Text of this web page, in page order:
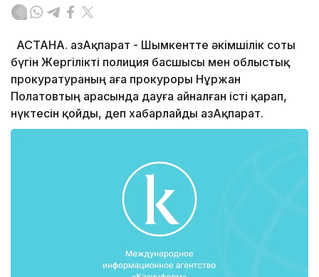
АСТАНА. ҚазАқпарат - Шымкентте әкімшілік соты
бүгін Жергілікті полиция басшысы мен облыстық
прокуратураның аға прокуроры Нұржан
Полатовтың арасында дауға айналған істі қарап,
нүктесін қойды, деп хабарлайды ҚазАқпарат.